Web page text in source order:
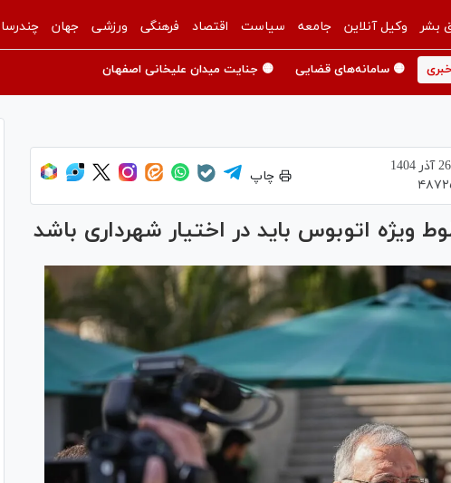
بشر وکیل آنلاین جامعه سیاست اقتصاد فرهنگی ورزشی جهان
🟡 سامانه‌های قضایی 🟡 جنایت میدان علیخانی اصفهان
26 آذر 1404
چاپ
ویژه اتوبوس باید در اختیار شهرداری باشد